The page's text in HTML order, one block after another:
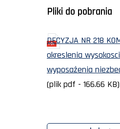
Pliki do pobrania
DECYZJA NR 218
okreslenia
wyposażenia
(plik pdf - 166.66 KB)